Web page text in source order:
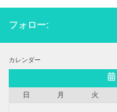
フォロー:
カレンダー
日
月 火